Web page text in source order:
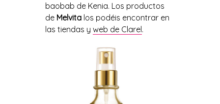
baobab de Kenia. Los productos
de Melvitalos podéis encontrar en
las tiendas y web de Clarel.